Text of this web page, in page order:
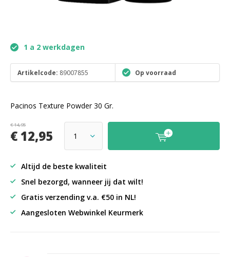
1 a 2 werkdagen
Artikelcode: 89007855 Op voorraad
Pacinos Texture Powder 30 Gr.
€ 14,95
€ 12,95
Altijd de beste kwaliteit
Snel bezorgd, wanneer jij dat wilt!
Gratis verzending v.a. €50 in NL!
Aangesloten Webwinkel Keurmerk